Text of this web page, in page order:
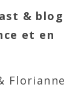
& blog
et en
Florianne